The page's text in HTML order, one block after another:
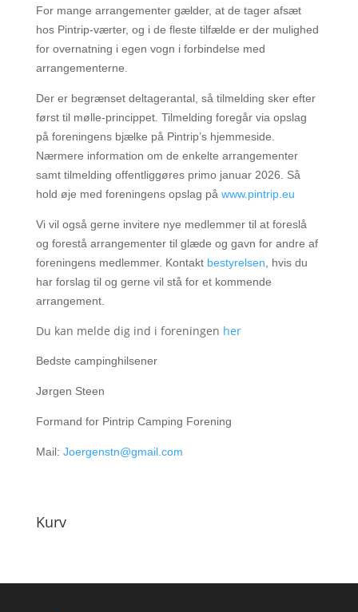
For mange arrangementer gælder, at de tager afsæt
hos Pintrip-værter, og i de fleste tilfælde er der mulighed
for overnatning i egen vogn i forbindelse med
arrangementerne.
Der er begrænset deltagerantal, så tilmelding sker efter
først til mølle-princippet. Tilmelding foregår via opslag
på foreningens bjælke på Pintrip’s hjemmeside.
Nærmere information om de enkelte arrangementer
samt tilmelding offentliggøres primo januar 2026. Så
hold øje med foreningens opslag på www.pintrip.eu
Vi vil også gerne invitere nye medlemmer til at foreslå
og forestå arrangementer til glæde og gavn for andre af
foreningens medlemmer. Kontakt bestyrelsen , hvis du
har forslag til og gerne vil stå for et kommende
arrangement.
Du kan melde dig ind i foreningen her
Bedste campinghilsener
Jørgen Steen
Formand for Pintrip Camping Forening
Mail: Joergenstn@gmail.com
Kurv